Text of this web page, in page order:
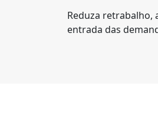
Reduza retrabalho,
entrada das